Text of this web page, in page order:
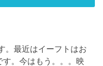
。最近はイーフトはお
。今はもう。。。映